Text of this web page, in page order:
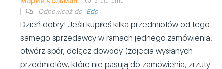
Odpowiedź do Edo
Dzień dobry! Jeśli kupiłeś kilka przedmiotów od tego
samego sprzedawcy w ramach jednego zamówienia,
otwórz spór, dołącz dowody (zdjęcia wysłanych
przedmiotów, które nie pasują do zamówienia, zrzuty